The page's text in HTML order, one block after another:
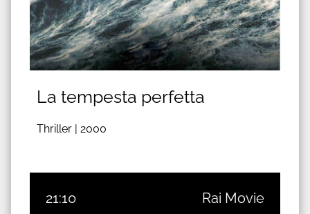
La tempesta perfetta
Thriller | 2000
21:10 Rai Movie